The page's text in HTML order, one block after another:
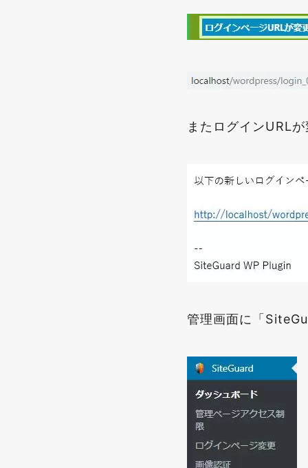
またログインURL
管理画面に「